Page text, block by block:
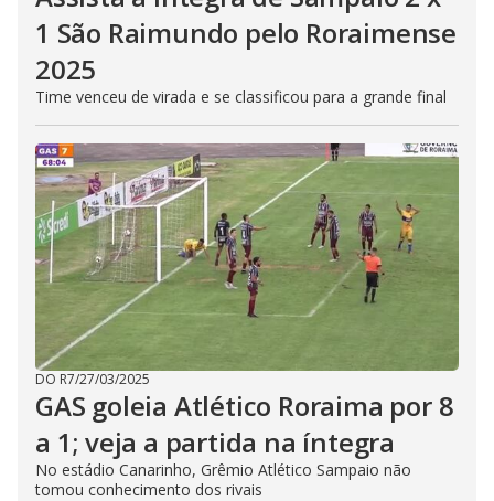
1 São Raimundo pelo Roraimense
2025
Time venceu de virada e se classificou para a grande final
DO R7/27/03/2025
GAS goleia Atlético Roraima por 8
a 1; veja a partida na íntegra
No estádio Canarinho, Grêmio Atlético Sampaio não
tomou conhecimento dos rivais